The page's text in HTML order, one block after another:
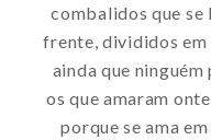
combalidos que se
frente, divididos em
ainda que ninguém
os que amaram
porque se ama